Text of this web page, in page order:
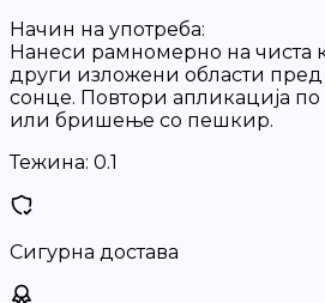
Начин на употреба:
Нанеси рамномерно на чиста
други изложени области
сонце. Повтори апликација
или бришење со пешкир.
Тежина: 0.1
Сигурна достава